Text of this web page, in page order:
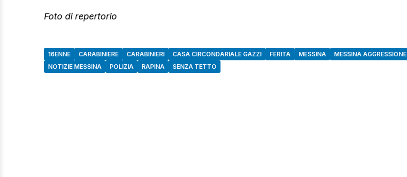
Foto di repertorio
16ENNE CARABINIERE CARABINIERI CASA CIRCONDARIALE GAZZI FERITA MESSINA
MESSINA AGGRESSIONE
NOTIZIE MESSINA
POLIZIA RAPINA SENZA TETTO